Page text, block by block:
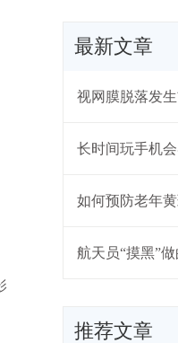
最新文章
视网膜脱落发
长时间玩手机
如何预防老年
推荐文章